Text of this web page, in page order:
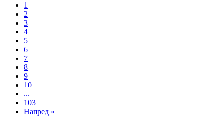
1
2
3
4
5
6
7
8
9
10
...
103
Напред »